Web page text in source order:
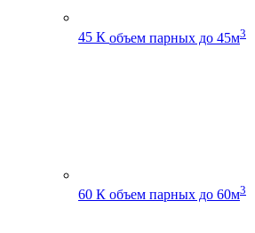
45 К объем парных до 45м3
60 К объем парных до 60м3